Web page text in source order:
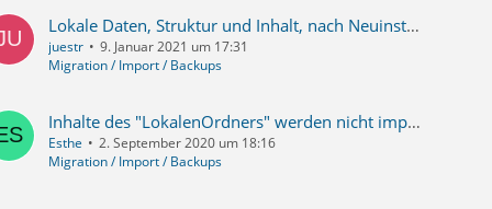
Lokale Daten, Struktur und Inhalt, nach Neuinstallation Win7 auf Win10 (neue Hardware) verschwunden
juestr
9. Januar 2021 um 17:31
Migration / Import / Backups
Inhalte des "LokalenOrdners" werden nicht importiert
Esthe
2. September 2020 um 18:16
Migration / Import / Backups